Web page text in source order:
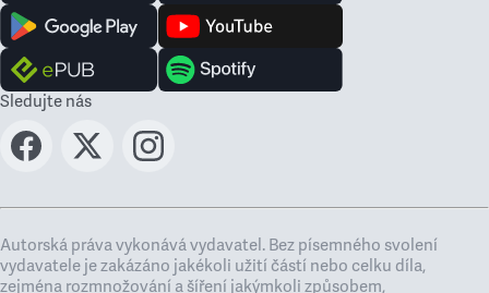
Sledujte nás
Autorská práva vykonává vydavatel. Bez písemného svolení
vydavatele je zakázáno jakékoli užití částí nebo celku díla,
zejména rozmnožování a šíření jakýmkoli způsobem,